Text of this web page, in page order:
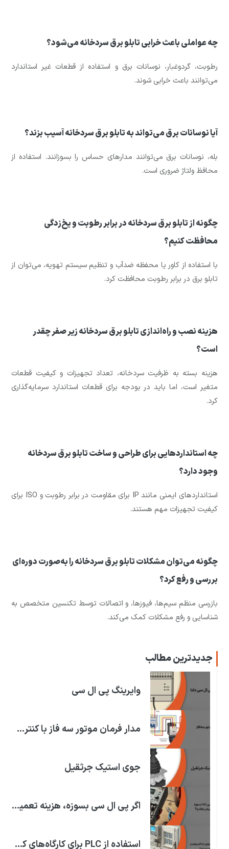
چه عواملی باعث خرابی تابلو برق سردخانه می‌شود؟
رطوبت، گردوغبار، نوسانات برق و استفاده از قطعات غیر استاندارد
می‌توانند باعث خرابی شوند.
آیا نوسانات برق می‌تواند به تابلو برق سردخانه آسیب بزند؟
بله، نوسانات برق می‌توانند مدارهای حساس را بسوزانند. استفاده از
محافظ ولتاژ ضروری است.
چگونه از تابلو برق سردخانه در برابر رطوبت و یخ‌زدگی
محافظت کنیم؟
با استفاده از کاور یا محفظه ضدآب و تنظیم سیستم تهویه، می‌توان از
تابلو برق در برابر رطوبت محافظت کرد.
هزینه نصب و راه‌اندازی تابلو برق سردخانه زیر صفر چقدر
است؟
هزینه بسته به ظرفیت سردخانه، تعداد تجهیزات و کیفیت قطعات
متغیر است، اما باید در بودجه برای قطعات استاندارد سرمایه‌گذاری
کرد.
چه استانداردهایی برای طراحی و ساخت تابلو برق سردخانه
وجود دارد؟
استانداردهای ایمنی مانند IP برای مقاومت در برابر رطوبت و ISO برای
کیفیت تجهیزات مهم هستند.
چگونه می‌توان مشکلات تابلو برق سردخانه را به‌صورت دوره‌ای
بررسی و رفع کرد؟
بازرسی منظم سیم‌ها، فیوزها، و اتصالات توسط تکنسین متخصص به
شناسایی و رفع مشکلات کمک می‌کند.
جدیدترین مطالب
وایرینگ پی ال سی
مدار فرمان موتور سه فاز با کنترل فاز
جوی استیک جرثقیل
اگر پی ال سی بسوزه، هزینه تعمیرش چقدره؟
استفاده از PLC برای کارگاه‌های کوچک چقدر هزینه داره؟